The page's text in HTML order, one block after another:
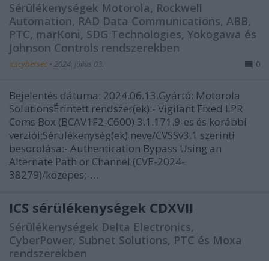
Sérülékenységek Motorola, Rockwell
Automation, RAD Data Communications, ABB,
PTC, marKoni, SDG Technologies, Yokogawa és
Johnson Controls rendszerekben
icscybersec • 2024. július 03. 0
Bejelentés dátuma: 2024.06.13.Gyártó: Motorola
SolutionsÉrintett rendszer(ek):- Vigilant Fixed LPR
Coms Box (BCAV1F2-C600) 3.1.171.9-es és korábbi
verziói;Sérülékenység(ek) neve/CVSSv3.1 szerinti
besorolása:- Authentication Bypass Using an
Alternate Path or Channel (CVE-2024-
38279)/közepes;-…
ICS sérülékenységek CDXVII
Sérülékenységek Delta Electronics,
CyberPower, Subnet Solutions, PTC és Moxa
rendszerekben